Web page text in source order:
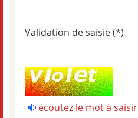
Validation de saisie (*)
écoutez le mot à saisir